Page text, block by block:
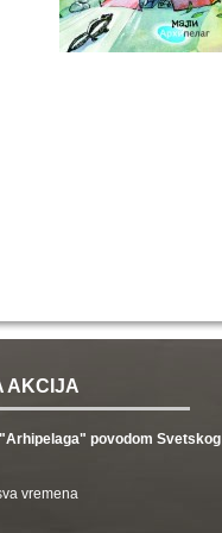
AKCIJA
povodom Svetskog
vremena